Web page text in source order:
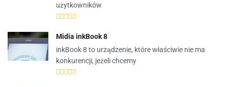
użytkowników
Midia inkBook 8
inkBook 8 to urządzenie, które właściwie nie ma
konkurencji, jeżeli chcemy